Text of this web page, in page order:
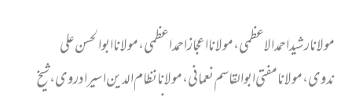
مولانا رشید احمد الاعظمی، مولانا اعجاز احمد اعظمی،مولانا ابوالحسن علی
ندوی،مولانا مفتی ابوالقاسم نعمانی، مولانا نظام الدین اسیر ادروی،شیخ